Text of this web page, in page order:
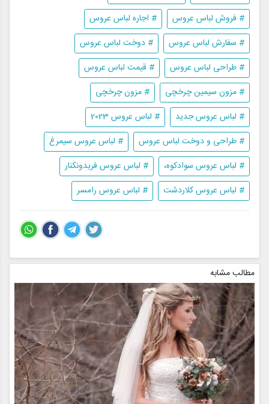
# فروش لباس عروس
# اجاره لباس عروس
# سفارش لباس عروس
# دوخت لباس عروس
# طراحی لباس عروس
# قیمت لباس عروس
# مزون سیمین چرخچی
# مزون چرخچی
# لباس عروس جدید
# لباس عروس 2023
# طراحی و دوخت لباس عروس
# لباس عروس سیمرغ
# لباس عروس سوادکوه،
# لباس عروس فریدونکنار
# لباس عروس کلاردشت
# لباس عروس رامسر
مطالب مشابه